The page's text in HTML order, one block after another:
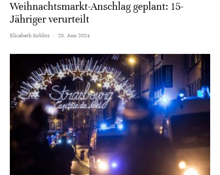
Weihnachtsmarkt-Anschlag geplant: 15-
Jähriger verurteilt
Elisabeth Koblitz · 28. Juni 2024